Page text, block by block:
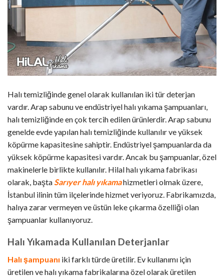
Halı temizliğinde genel olarak kullanılan iki tür deterjan
vardır. Arap sabunu ve endüstriyel halı yıkama şampuanları,
halı temizliğinde en çok tercih edilen ürünlerdir. Arap sabunu
genelde evde yapılan halı temizliğinde kullanılır ve yüksek
köpürme kapasitesine sahiptir. Endüstriyel şampuanlarda da
yüksek köpürme kapasitesi vardır. Ancak bu şampuanlar, özel
makinelerle birlikte kullanılır. Hilal halı yıkama fabrikası
olarak, başta Sarıyer halı yıkamahizmetleri olmak üzere,
İstanbul ilinin tüm ilçelerinde hizmet veriyoruz. Fabrikamızda,
halıya zarar vermeyen ve üstün leke çıkarma özelliği olan
şampuanlar kullanıyoruz.
Halı Yıkamada Kullanılan Deterjanlar
Halı şampuanı iki farklı türde üretilir. Ev kullanımı için
üretilen ve halı yıkama fabrikalarına özel olarak üretilen